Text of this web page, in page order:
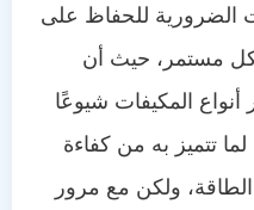
الضرورية للحفاظ على
مستمر، حيث أن
المكيفات شيوعًا
تتميز به من كفاءة
الطاقة، ولكن مع مرور